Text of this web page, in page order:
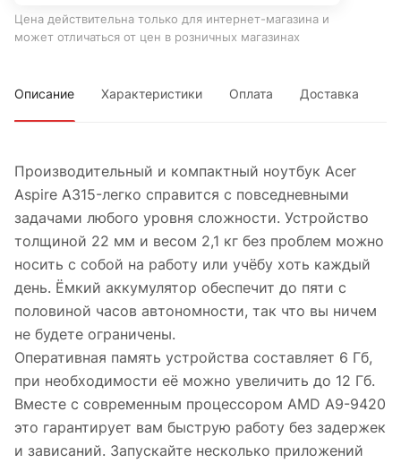
Цена действительна только для интернет-магазина и
может отличаться от цен в розничных магазинах
Описание Характеристики Оплата Доставка
Производительный и компактный ноутбук Acer
Aspire A315-легко справится с повседневными
задачами любого уровня сложности. Устройство
толщиной 22 мм и весом 2,1 кг без проблем можно
носить с собой на работу или учёбу хоть каждый
день. Ёмкий аккумулятор обеспечит до пяти с
половиной часов автономности, так что вы ничем
не будете ограничены.
Оперативная память устройства составляет 6 Гб,
при необходимости её можно увеличить до 12 Гб.
Вместе с современным процессором AMD A9-9420
это гарантирует вам быструю работу без задержек
и зависаний. Запускайте несколько приложений